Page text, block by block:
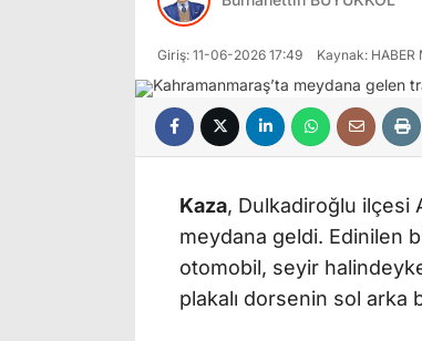
Giriş: 11-06-2026 17:49 Kaynak: HABER
Kaza, Dulkadiroğlu ilçesi
meydana geldi. Edinilen
otomobil, seyir
plakalı dorsenin sol arka